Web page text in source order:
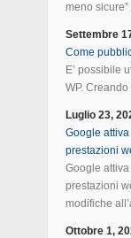
meno sicure”
Settembre
Come
E’ possibile
WP.
Luglio 23,
Google
prestazioni
Google
prestazioni
modifiche
Ottobre 1,